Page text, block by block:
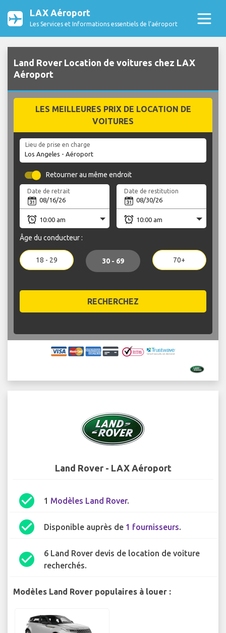
LAX Aéroport
Les Services et Informations essentiels de l’aéroport
Land Rover Location de voitures chez LAX
Aéroport
LES MEILLEURES PRIX DE LOCATION DE
VOITURES
Lieu de prise en charge
Retourner au même endroit
Date de retrait Date de restitution
Âge du conducteur :
18 - 29 30 - 69 70+
RECHERCHEZ
Land Rover - LAX Aéroport
check_circle 1 Modèles Land Rover.
check_circle Disponible auprès de 1 fournisseurs.
check_circle
6 Land Rover devis de location de voiture
recherchés.
Modèles Land Rover populaires à louer :